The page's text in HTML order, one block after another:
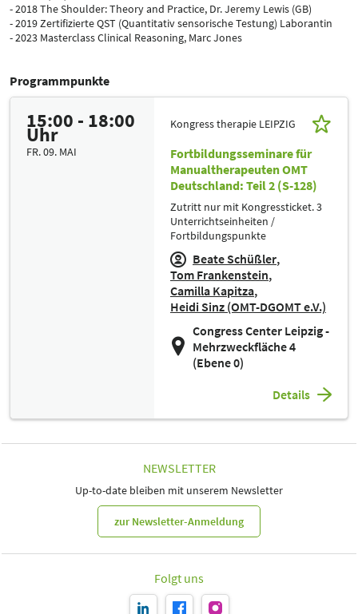
- 2018 The Shoulder: Theory and Practice, Dr. Jeremy Lewis (GB)
- 2019 Zertifizierte QST (Quantitativ sensorische Testung) Laborantin
- 2023 Masterclass Clinical Reasoning, Marc Jones
Programmpunkte
15:00 - 18:00
Uhr
FR. 09. MAI
Kongress therapie LEIPZIG
Fortbildungsseminare für
Manualtherapeuten OMT
Deutschland: Teil 2 (S-128)
Zutritt nur mit Kongressticket. 3
Unterrichtseinheiten /
Fortbildungspunkte
Beate Schüßler
Tom Frankenstein
Camilla Kapitza
Heidi Sinz (OMT-DGOMT e.V.)
Congress Center Leipzig -
Mehrzweckfläche 4
(Ebene 0)
Details
NEWSLETTER
Up-to-date bleiben mit unserem Newsletter
zur Newsletter-Anmeldung
Folgt uns